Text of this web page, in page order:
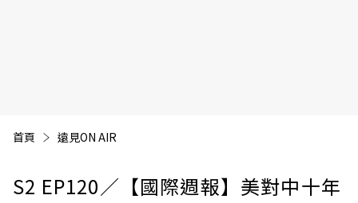
首頁 遠見ON AIR
S2 EP120／【國際週報】美對中十年